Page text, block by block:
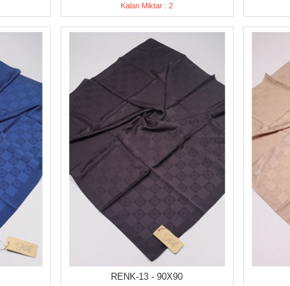
Kalan Miktar : 2
RENK-13 - 90X90